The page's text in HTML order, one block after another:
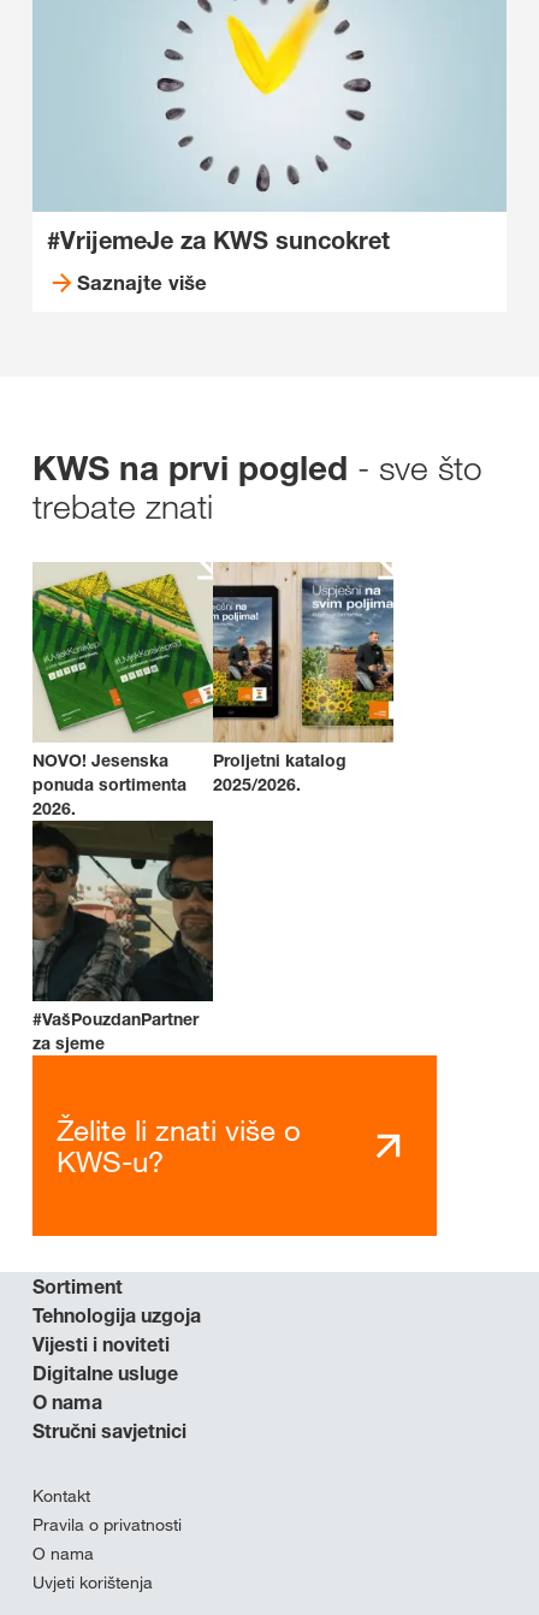
#VrijemeJe za KWS suncokret
Saznajte više
KWS na prvi pogled - sve što
trebate znati
NOVO! Jesenska
ponuda sortimenta
2026.
Proljetni katalog
2025/2026.
#VašPouzdanPartner
za sjeme
Želite li znati više o
KWS-u?
Sortiment
Tehnologija uzgoja
Vijesti i noviteti
Digitalne usluge
O nama
Stručni savjetnici
Kontakt
Pravila o privatnosti
O nama
Uvjeti korištenja